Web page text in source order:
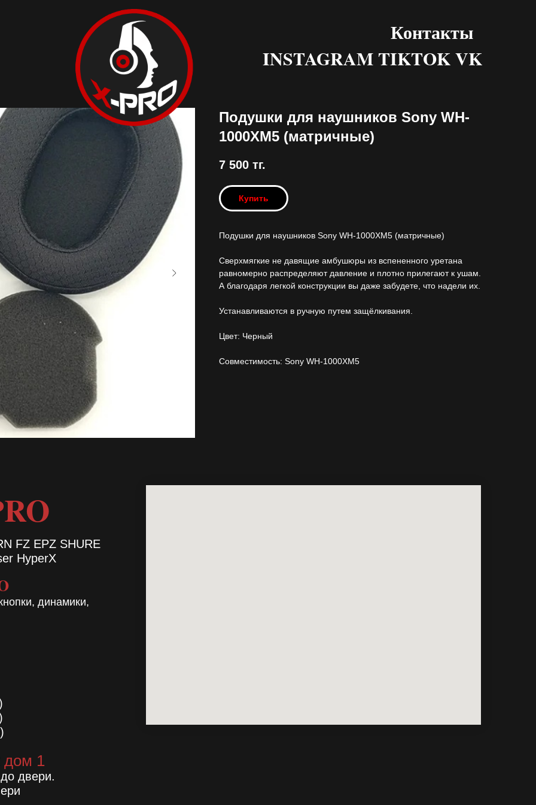
Контакты
INSTAGRAM TIKTOK VK
Подушки для наушников Sony WH-
1000XM5 (матричные)
7 500 тг.
Купить
Подушки для наушников Sony WH-1000XM5 (матричные)
Сверхмягкие не давящие амбушюры из вспененного уретана
равномерно распределяют давление и плотно прилегают к ушам.
А благодаря легкой конструкции вы даже забудете, что надели их.
Устанавливаются в ручную путем защёлкивания.
Цвет: Черный
Совместимость: Sony WH-1000XM5
FZ EPZ SHURE
HyperX
динамики,
дом 1
двери.